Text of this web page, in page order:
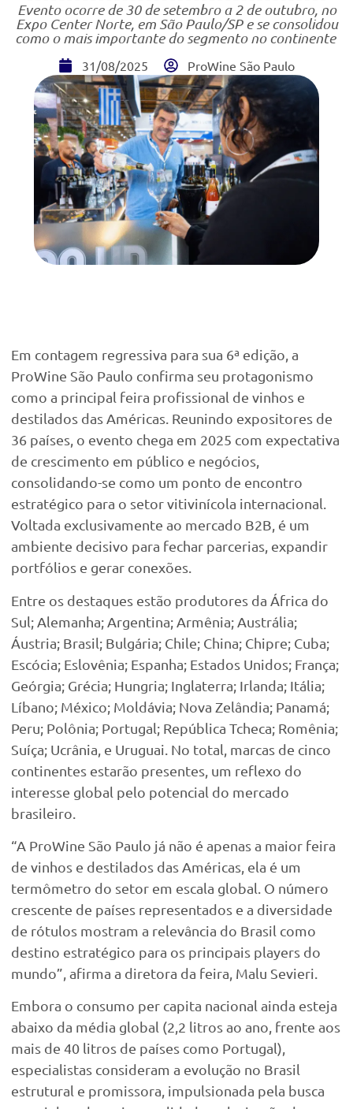
Evento ocorre de 30 de setembro a 2 de outubro, no
Expo Center Norte, em São Paulo/SP e se consolidou
como o mais importante do segmento no continente
31/08/2025 ProWine São Paulo
Em contagem regressiva para sua 6ª edição, a
ProWine São Paulo confirma seu protagonismo
como a principal feira profissional de vinhos e
destilados das Américas. Reunindo expositores de
36 países, o evento chega em 2025 com expectativa
de crescimento em público e negócios,
consolidando-se como um ponto de encontro
estratégico para o setor vitivinícola internacional.
Voltada exclusivamente ao mercado B2B, é um
ambiente decisivo para fechar parcerias, expandir
portfólios e gerar conexões.
Entre os destaques estão produtores da África do
Sul; Alemanha; Argentina; Armênia; Austrália;
Áustria; Brasil; Bulgária; Chile; China; Chipre; Cuba;
Escócia; Eslovênia; Espanha; Estados Unidos; França;
Geórgia; Grécia; Hungria; Inglaterra; Irlanda; Itália;
Líbano; México; Moldávia; Nova Zelândia; Panamá;
Peru; Polônia; Portugal; República Tcheca; Romênia;
Suíça; Ucrânia, e Uruguai. No total, marcas de cinco
continentes estarão presentes, um reflexo do
interesse global pelo potencial do mercado
brasileiro.
“A ProWine São Paulo já não é apenas a maior feira
de vinhos e destilados das Américas, ela é um
termômetro do setor em escala global. O número
crescente de países representados e a diversidade
de rótulos mostram a relevância do Brasil como
destino estratégico para os principais players do
mundo”, afirma a diretora da feira, Malu Sevieri.
Embora o consumo per capita nacional ainda esteja
abaixo da média global (2,2 litros ao ano, frente aos
mais de 40 litros de países como Portugal),
especialistas consideram a evolução no Brasil
estrutural e promissora, impulsionada pela busca